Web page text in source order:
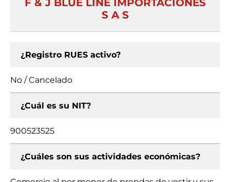
F & J BLUE LINE IMPORTACIONES
S A S
¿Registro RUES activo?
No / Cancelado
¿Cuál es su NIT?
900523525
¿Cuáles son sus actividades económicas?